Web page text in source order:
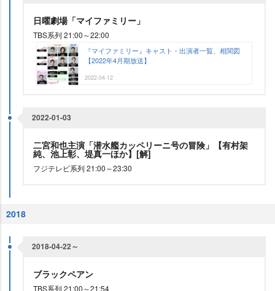
日曜劇場「マイファミリー」
TBS系列 21:00～22:00
『マイファミリー』キャスト・出演者一覧、相関図
【2022年4月期放送】
2022-04-12
2022-01-03
二宮和也主演「潜水艦カッペリーニ号の冒険」【有村架
純、池上彰、堤真一ほか】[解]
フジテレビ系列 21:00～23:30
2018
2018-04-22～
ブラックペアン
TBS系列 21:00～21:54